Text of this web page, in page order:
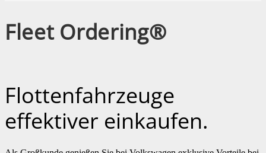
Fleet Ordering®
Flottenfahrzeuge
effektiver einkaufen.